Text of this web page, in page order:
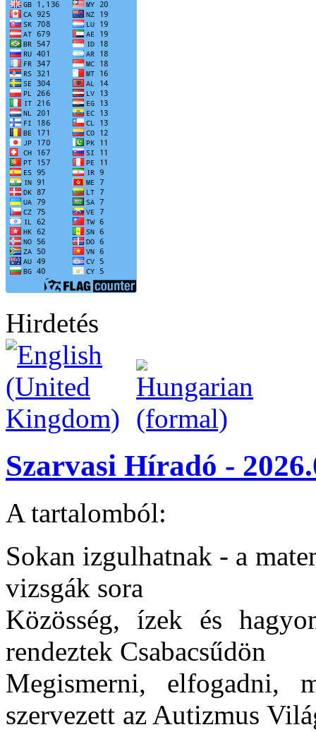
Hirdetés
Szarvasi Híradó -
A tartalomból:
Sokan izgulhatnak - a
vizsgák sora
Közösség, ízek és
rendeztek Csabacsűdön
Megismerni, elfogadni,
szervezett az Autizmus